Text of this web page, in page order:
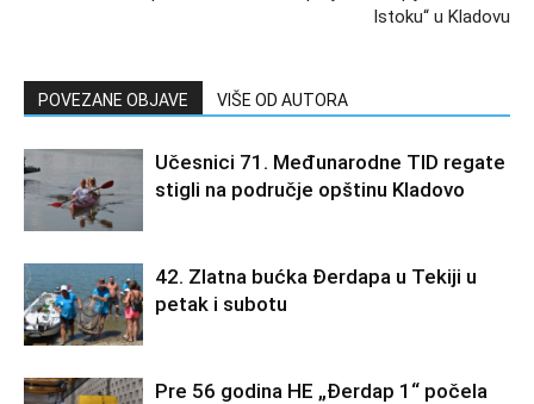
Istoku“ u Kladovu
POVEZANE OBJAVE VIŠE OD AUTORA
Učesnici 71. Međunarodne TID regate
stigli na područje opštinu Kladovo
42. Zlatna bućka Đerdapa u Tekiji u
petak i subotu
Pre 56 godina HE „Đerdap 1“ počela